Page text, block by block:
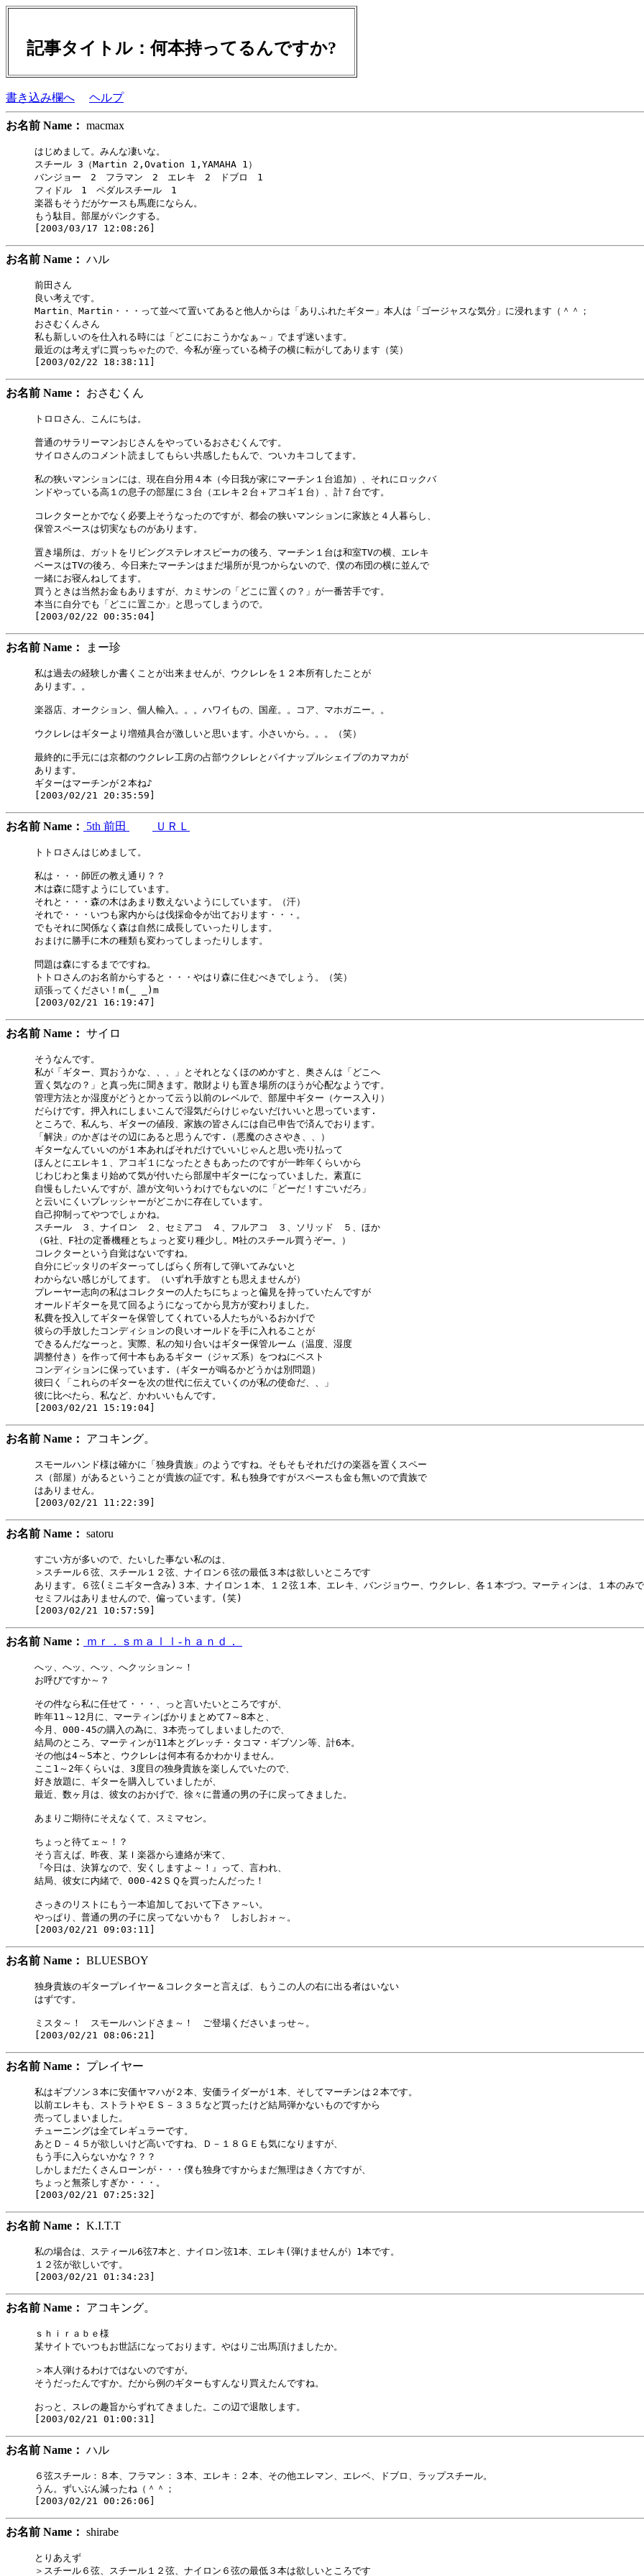
記事タイトル：何本持ってるんですか?
書き込み欄へ ヘルプ
お名前 Name： macmax
はじめまして。みんな凄いな。
スチール 3（Martin 2,Ovation 1,YAMAHA 1）
バンジョー　2　フラマン　2　エレキ　2　ドブロ　1
フィドル　1　ペダルスチール　1
楽器もそうだがケースも馬鹿にならん。
もう駄目。部屋がパンクする。
お名前 Name： ハル
前田さん
良い考えです。
Martin、Martin・・・って並べて置いてあると他人からは「ありふれたギター」本人は「ゴージャスな気分」に浸れます（＾＾；
おさむくんさん
私も新しいのを仕入れる時には「どこにおこうかなぁ～」でまず迷います。
最近のは考えずに買っちゃたので、今私が座っている椅子の横に転がしてあります（笑）
お名前 Name： おさむくん
トロロさん、こんにちは。
普通のサラリーマンおじさんをやっているおさむくんです。
サイロさんのコメント読ましてもらい共感したもんで、ついカキコしてます。
私の狭いマンションには、現在自分用４本（今日我が家にマーチン１台追加）、それにロックバ
ンドやっている高１の息子の部屋に３台（エレキ２台＋アコギ１台）、計７台です。
コレクターとかでなく必要上そうなったのですが、都会の狭いマンションに家族と４人暮らし、
保管スペースは切実なものがあります。
置き場所は、ガットをリビングステレオスピーカの後ろ、マーチン１台は和室TVの横、エレキ
ベースはTVの後ろ、今日来たマーチンはまだ場所が見つからないので、僕の布団の横に並んで
一緒にお寝んねしてます。
買うときは当然お金もありますが、カミサンの「どこに置くの？」が一番苦手です。
本当に自分でも「どこに置こか」と思ってしまうので。
お名前 Name： まー珍
私は過去の経験しか書くことが出来ませんが、ウクレレを１２本所有したことが
あります。。
楽器店、オークション、個人輸入。。。ハワイもの、国産。。コア、マホガニー。。
ウクレレはギターより増殖具合が激しいと思います。小さいから。。。（笑）
最終的に手元には京都のウクレレ工房の占部ウクレレとパイナップルシェイプのカマカが
あります。
ギターはマーチンが２本ね♪
お名前 Name： 5th 前田 ＵＲＬ
トトロさんはじめまして。
私は・・・師匠の教え通り？？
木は森に隠すようにしています。
それと・・・森の木はあまり数えないようにしています。（汗）
それで・・・いつも家内からは伐採命令が出ております・・・。
でもそれに関係なく森は自然に成長していったりします。
おまけに勝手に木の種類も変わってしまったりします。
問題は森にするまでですね。
トトロさんのお名前からすると・・・やはり森に住むべきでしょう。（笑）
頑張ってください！m(_ _)m
お名前 Name： サイロ
そうなんです。
私が「ギター、買おうかな、、、」とそれとなくほのめかすと、奥さんは「どこへ
置く気なの？」と真っ先に聞きます。散財よりも置き場所のほうが心配なようです。
管理方法とか湿度がどうとかって云う以前のレベルで、部屋中ギター（ケース入り）
だらけです。押入れにしまいこんで湿気だらけじゃないだけいいと思っています.
ところで、私んち、ギターの値段、家族の皆さんには自己申告で済んでおります。
「解決」のかぎはその辺にあると思うんです.（悪魔のささやき、、）
ギターなんていいのが１本あればそれだけでいいじゃんと思い売り払って
ほんとにエレキ１、アコギ１になったときもあったのですが一昨年くらいから
じわじわと集まり始めて気が付いたら部屋中ギターになっていました。素直に
自慢もしたいんですが、誰が文句いうわけでもないのに「どーだ！すごいだろ」
と云いにくいプレッシャーがどこかに存在しています。
自己抑制ってやつでしょかね。
スチール　３、ナイロン　２、セミアコ　４、フルアコ　３、ソリッド　５、ほか
（G社、F社の定番機種とちょっと変り種少し。M社のスチール買うぞー。）
コレクターという自覚はないですね。
自分にピッタリのギターってしばらく所有して弾いてみないと
わからない感じがしてます。（いずれ手放すとも思えませんが）
プレーヤー志向の私はコレクターの人たちにちょっと偏見を持っていたんですが
オールドギターを見て回るようになってから見方が変わりました。
私費を投入してギターを保管してくれている人たちがいるおかげで
彼らの手放したコンディションの良いオールドを手に入れることが
できるんだなーっと。実際、私の知り合いはギター保管ルーム（温度、湿度
調整付き）を作って何十本もあるギター（ジャズ系）をつねにベスト
コンディションに保っています.（ギターが鳴るかどうかは別問題）
彼曰く「これらのギターを次の世代に伝えていくのが私の使命だ、、」
彼に比べたら、私など、かわいいもんです。
お名前 Name： アコキング。
スモールハンド様は確かに「独身貴族」のようですね。そもそもそれだけの楽器を置くスペー
ス（部屋）があるということが貴族の証です。私も独身ですがスペースも金も無いので貴族で
はありません。
お名前 Name： satoru
すごい方が多いので、たいした事ない私のは、
＞スチール６弦、スチール１２弦、ナイロン６弦の最低３本は欲しいところです
あります。６弦(ミニギター含み)３本、ナイロン１本、１２弦１本、エレキ、バンジョウー、ウクレレ、各１本づつ。マーティンは、１本のみ
セミフルはありませんので、偏っています。(笑)
お名前 Name： ｍｒ．ｓｍａｌｌ-ｈａｎｄ．
へッ、へッ、へッ、へクッション～！
お呼びですか～？
その件なら私に任せて・・・、っと言いたいところですが、
昨年11～12月に、マーティンばかりまとめて7～8本と、
今月、000-45の購入の為に、3本売ってしまいましたので、
結局のところ、マーティンが11本とグレッチ・タコマ・ギブソン等、計6本。
その他は4～5本と、ウクレレは何本有るかわかりません。
ここ1～2年くらいは、3度目の独身貴族を楽しんでいたので、
好き放題に、ギターを購入していましたが、
最近、数ヶ月は、彼女のおかげで、徐々に普通の男の子に戻ってきました。
あまりご期待にそえなくて、スミマセン。
ちょっと待てェ～！？
そう言えば、昨夜、某Ｉ楽器から連絡が来て、
『今日は、決算なので、安くしますよ～！』って、言われ、
結局、彼女に内緒で、000-42ＳＱを買ったんだった！
さっきのリストにもう一本追加しておいて下さァ～い。
やっぱり、普通の男の子に戻ってないかも？　しおしおォ～。
お名前 Name： BLUESBOY
独身貴族のギタープレイヤー＆コレクターと言えば、もうこの人の右に出る者はいない
はずです。
ミスタ～！　スモールハンドさま～！　ご登場くださいまっせ～。
お名前 Name： プレイヤー
私はギブソン３本に安価ヤマハが２本、安価ライダーが１本、そしてマーチンは２本です。
以前エレキも、ストラトやＥＳ－３３５など買ったけど結局弾かないものですから
売ってしまいました。
チューニングは全てレギュラーです。
あとＤ－４５が欲しいけど高いですね、Ｄ－１８ＧＥも気になりますが、
もう手に入らないかな？？？
しかしまだたくさんローンが・・・僕も独身ですからまだ無理はきく方ですが、
ちょっと無茶しすぎか・・・。
お名前 Name： K.I.T.T
私の場合は、スティール6弦7本と、ナイロン弦1本、エレキ(弾けませんが）1本です。
１２弦が欲しいです。
お名前 Name： アコキング。
ｓｈｉｒａｂｅ様
某サイトでいつもお世話になっております。やはりご出馬頂けましたか。
＞本人弾けるわけではないのですが。
そうだったんですか。だから例のギターもすんなり買えたんですね。
おっと、スレの趣旨からずれてきました。この辺で退散します。
お名前 Name： ハル
６弦スチール：８本、フラマン：３本、エレキ：２本、その他エレマン、エレベ、ドブロ、ラップスチール。
うん。ずいぶん減ったね（＾＾；
お名前 Name： shirabe
とりあえず
＞スチール６弦、スチール１２弦、ナイロン６弦の最低３本は欲しいところです